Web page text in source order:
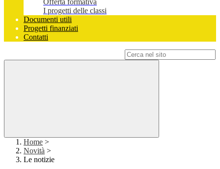
Offerta formativa
I progetti delle classi
Documenti utili
Progetti finanziati
Contatti
Home >
Novità >
Le notizie